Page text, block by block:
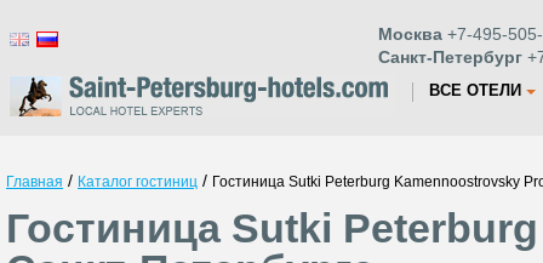
Москва +7-495-
Санкт-Петербург
ВСЕ ОТЕЛИ
Главная / Каталог гостиниц / Гостиница Sutki Peterburg Kamennoostrovsky
Гостиница Sutki